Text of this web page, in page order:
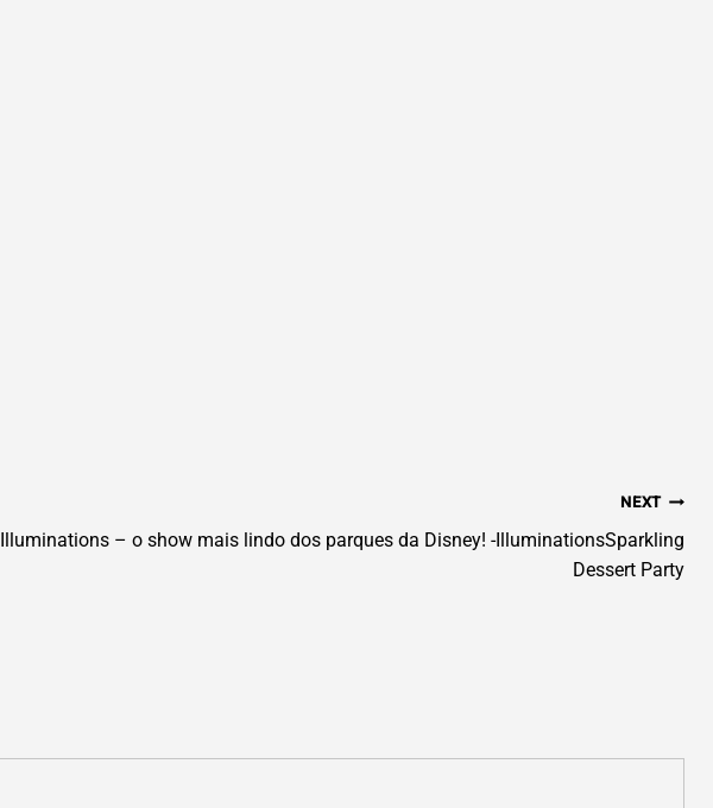
NEXT
Illuminations – o show mais lindo dos parques da Disney! -IlluminationsSparkling
Dessert Party